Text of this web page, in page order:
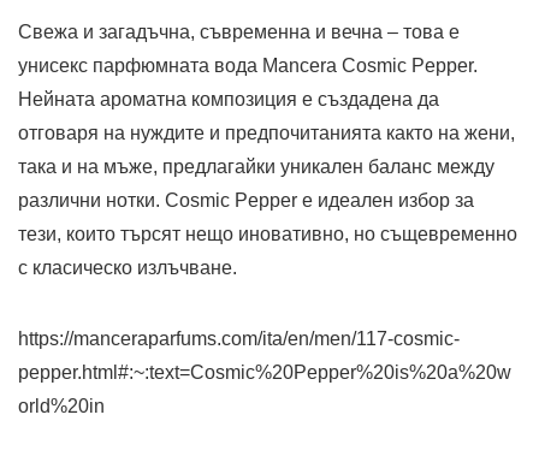
Свежа и загадъчна, съвременна и вечна – това е
унисекс парфюмната вода Mancera Cosmic Pepper.
Нейната ароматна композиция е създадена да
отговаря на нуждите и предпочитанията както на жени,
така и на мъже, предлагайки уникален баланс между
различни нотки. Cosmic Pepper е идеален избор за
тези, които търсят нещо иновативно, но същевременно
с класическо излъчване.
https://manceraparfums.com/ita/en/men/117-cosmic-
pepper.html#:~:text=Cosmic%20Pepper%20is%20a%20w
orld%20in